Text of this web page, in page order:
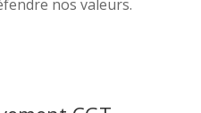
nos valeurs.